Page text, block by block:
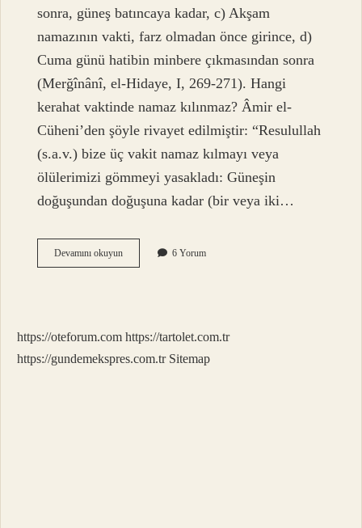
sonra, güneş batıncaya kadar, c) Akşam
namazının vakti, farz olmadan önce girince, d)
Cuma günü hatibin minbere çıkmasından sonra
(Merğînânî, el-Hidaye, I, 269-271). Hangi
kerahat vaktinde namaz kılınmaz? Âmir el-
Cüheni’den şöyle rivayet edilmiştir: “Resulullah
(s.a.v.) bize üç vakit namaz kılmayı veya
ölülerimizi gömmeyi yasakladı: Güneşin
doğuşundan doğuşuna kadar (bir veya iki…
Devamını okuyunKerahet
Vakti
6 Yorum
https://oteforum.com https://tartolet.com.tr
https://gundemekspres.com.tr Sitemap